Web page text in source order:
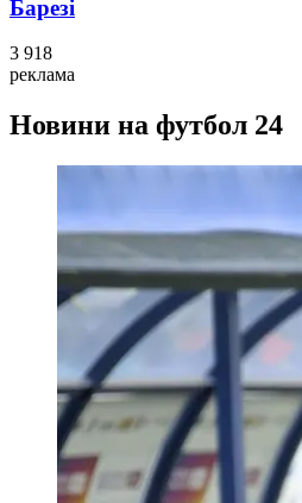
Барезі
3 918
реклама
Новини на футбол 24